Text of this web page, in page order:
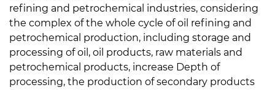
refining and petrochemical industries, considering
the complex of the whole cycle of oil refining and
petrochemical production, including storage and
processing of oil, oil products, raw materials and
petrochemical products, increase Depth of
processing, the production of secondary products